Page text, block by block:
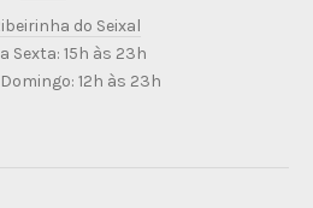
do Seixal
Sexta: 15h às 23h
12h às 23h